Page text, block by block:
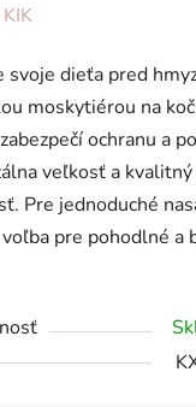
KIK
svoje dieťa pred
moskytiérou na
ochranu a
veľkosť a
Pre jednoduché
pre pohodlné a